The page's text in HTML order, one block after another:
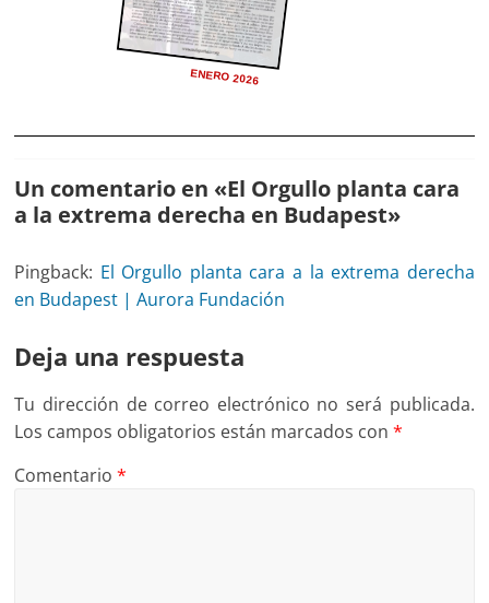
ENERO 2026
Un comentario en «El Orgullo planta cara
a la extrema derecha en Budapest»
Pingback: El Orgullo planta cara a la extrema derecha
en Budapest | Aurora Fundación
Deja una respuesta
Tu dirección de correo electrónico no será publicada.
Los campos obligatorios están marcados con*
Comentario*